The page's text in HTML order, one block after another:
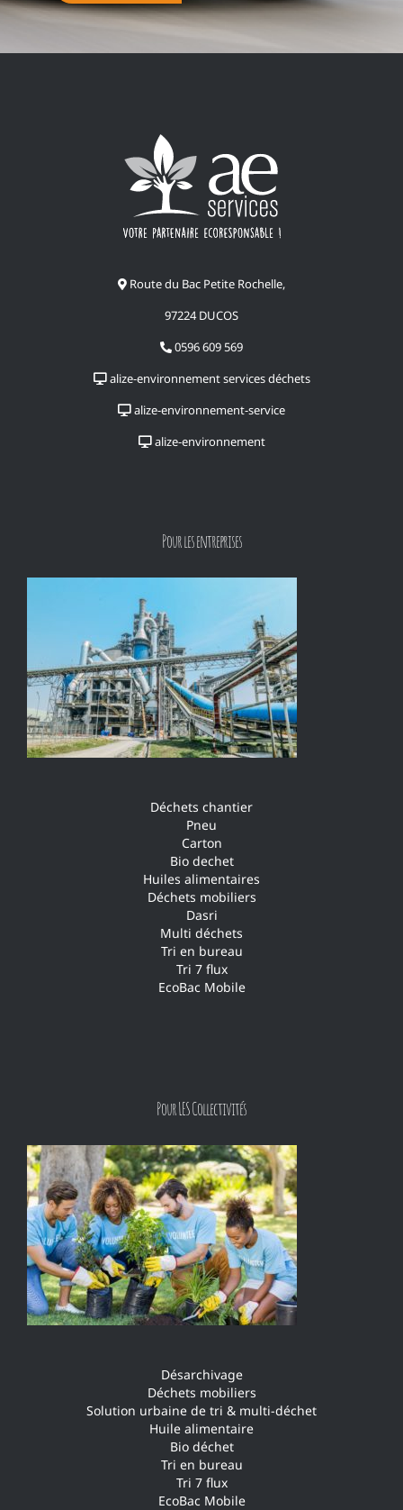
Route du Bac Petite Rochelle,
97224 DUCOS
0596 609 569
alize-environnement services déchets
alize-environnement-service
alize-environnement
Pour les entreprises
Déchets chantier
Pneu
Carton
Bio dechet
Huiles alimentaires
Déchets mobiliers
Dasri
Multi déchets
Tri en bureau
Tri 7 flux
EcoBac Mobile
Pour LES Collectivités
Désarchivage
Déchets mobiliers
Solution urbaine de tri & multi-déchet
Huile alimentaire
Bio déchet
Tri en bureau
Tri 7 flux
EcoBac Mobile